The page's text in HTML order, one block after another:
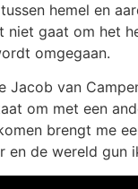
hemel en
niet gaat om het
omgegaan.
Jacob van
om met een
brengt me
de wereld gun